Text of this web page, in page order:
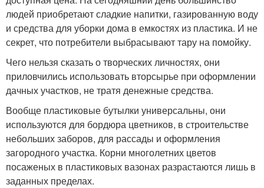
людей приобретают сладкие напитки, газированную воду
и средства для уборки дома в емкостях из пластика. И не
секрет, что потребители выбрасывают тару на помойку.
Чего нельзя сказать о творческих личностях, они
приловчились использовать вторсырье при оформлении
дачных участков, не тратя денежные средства.
Вообще пластиковые бутылки универсальны, они
используются для бордюра цветников, в строительстве
небольших заборов, для рассады и оформления
загородного участка. Корни многолетних цветов
посаженых в пластиковых вазонах разрастаются лишь в
заданных пределах.